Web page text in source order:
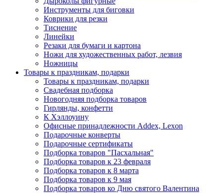
Инструменты для биговки
Коврики для резки
Тиснение
Линейки
Резаки для бумаги и картона
Ножи для художественных работ, лезвия
Ножницы
Товары к праздникам, подарки
Товары к праздникам, подарки
Свадебная подборка
Новогодняя подборка товаров
Гирлянды, конфетти
К Хэллоуину
Офисные принадлежности Addex, Lexon
Подарочные конверты
Подарочные сертификаты
Подборка товаров "Пасхальная"
Подборка товаров к 23 февраля
Подборка товаров к 8 марта
Подборка товаров к 9 мая
Подборка товаров ко Дню святого Валентина